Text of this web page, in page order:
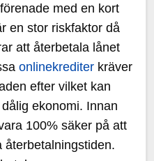
med en kort
en stor riskfaktor då
att återbetala lånet
onlinekrediter kräver
efter vilket kan
ekonomi. Innan
100% säker på att
återbetalningstiden.